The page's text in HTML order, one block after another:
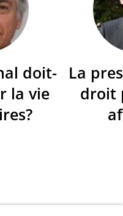
doit-
la vie
La
droit